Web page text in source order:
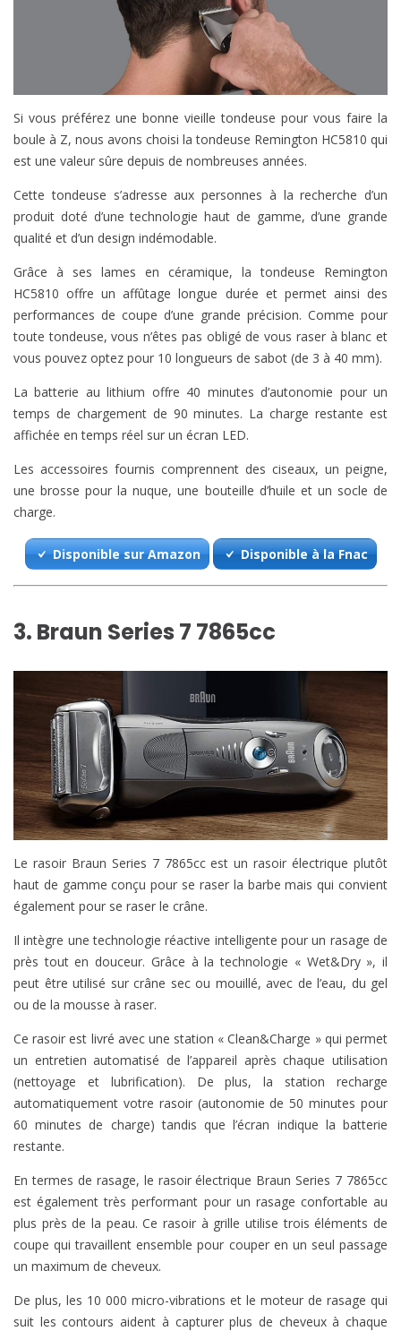
Si vous préférez une bonne vieille tondeuse pour vous faire la
boule à Z, nous avons choisi la tondeuse Remington HC5810 qui
est une valeur sûre depuis de nombreuses années.
Cette tondeuse s’adresse aux personnes à la recherche d’un
produit doté d’une technologie haut de gamme, d’une grande
qualité et d’un design indémodable.
Grâce à ses lames en céramique, la tondeuse Remington
HC5810 offre un affûtage longue durée et permet ainsi des
performances de coupe d’une grande précision. Comme pour
toute tondeuse, vous n’êtes pas obligé de vous raser à blanc et
vous pouvez optez pour 10 longueurs de sabot (de 3 à 40 mm).
La batterie au lithium offre 40 minutes d’autonomie pour un
temps de chargement de 90 minutes. La charge restante est
affichée en temps réel sur un écran LED.
Les accessoires fournis comprennent des ciseaux, un peigne,
une brosse pour la nuque, une bouteille d’huile et un socle de
charge.
Disponible sur Amazon Disponible à la Fnac
3. Braun Series 7 7865cc
Le rasoir Braun Series 7 7865cc est un rasoir électrique plutôt
haut de gamme conçu pour se raser la barbe mais qui convient
également pour se raser le crâne.
Il intègre une technologie réactive intelligente pour un rasage de
près tout en douceur. Grâce à la technologie « Wet&Dry », il
peut être utilisé sur crâne sec ou mouillé, avec de l’eau, du gel
ou de la mousse à raser.
Ce rasoir est livré avec une station « Clean&Charge » qui permet
un entretien automatisé de l’appareil après chaque utilisation
(nettoyage et lubrification). De plus, la station recharge
automatiquement votre rasoir (autonomie de 50 minutes pour
60 minutes de charge) tandis que l’écran indique la batterie
restante.
En termes de rasage, le rasoir électrique Braun Series 7 7865cc
est également très performant pour un rasage confortable au
plus près de la peau. Ce rasoir à grille utilise trois éléments de
coupe qui travaillent ensemble pour couper en un seul passage
un maximum de cheveux.
De plus, les 10 000 micro-vibrations et le moteur de rasage qui
suit les contours aident à capturer plus de cheveux à chaque